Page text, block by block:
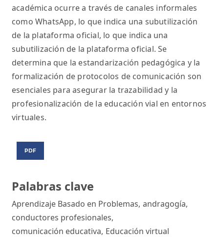
Palabras clave
Aprendizaje Basado en Problemas, andragogía,
conductores profesionales,
comunicación educativa, Educación virtual
académica ocurre a través de canales informales
como WhatsApp, lo que indica una subutilización
de la plataforma oficial, lo que indica una
subutilización de la plataforma oficial. Se
determina que la estandarización pedagógica y la
formalización de protocolos de comunicación son
esenciales para asegurar la trazabilidad y la
profesionalización de la educación vial en entornos
virtuales.
PDF